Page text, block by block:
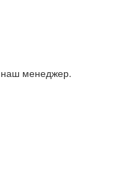
менеджер.